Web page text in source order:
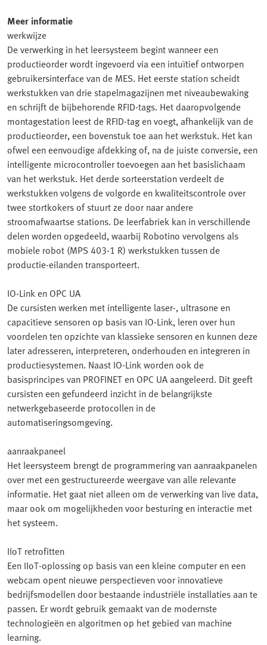
Meer informatie
werkwijze
De verwerking in het leersysteem begint wanneer een
productieorder wordt ingevoerd via een intuïtief ontworpen
gebruikersinterface van de MES. Het eerste station scheidt
werkstukken van drie stapelmagazijnen met niveaubewaking
en schrijft de bijbehorende RFID-tags. Het daaropvolgende
montagestation leest de RFID-tag en voegt, afhankelijk van de
productieorder, een bovenstuk toe aan het werkstuk. Het kan
ofwel een eenvoudige afdekking of, na de juiste conversie, een
intelligente microcontroller toevoegen aan het basislichaam
van het werkstuk. Het derde sorteerstation verdeelt de
werkstukken volgens de volgorde en kwaliteitscontrole over
twee stortkokers of stuurt ze door naar andere
stroomafwaartse stations. De leerfabriek kan in verschillende
delen worden opgedeeld, waarbij Robotino vervolgens als
mobiele robot (MPS 403-1 R) werkstukken tussen de
productie-eilanden transporteert.
IO-Link en OPC UA
De cursisten werken met intelligente laser-, ultrasone en
capacitieve sensoren op basis van IO-Link, leren over hun
voordelen ten opzichte van klassieke sensoren en kunnen deze
later adresseren, interpreteren, onderhouden en integreren in
productiesystemen. Naast IO-Link worden ook de
basisprincipes van PROFINET en OPC UA aangeleerd. Dit geeft
cursisten een gefundeerd inzicht in de belangrijkste
netwerkgebaseerde protocollen in de
automatiseringsomgeving.
aanraakpaneel
Het leersysteem brengt de programmering van aanraakpanelen
over met een gestructureerde weergave van alle relevante
informatie. Het gaat niet alleen om de verwerking van live data,
maar ook om mogelijkheden voor besturing en interactie met
het systeem.
IIoT retrofitten
Een IIoT-oplossing op basis van een kleine computer en een
webcam opent nieuwe perspectieven voor innovatieve
bedrijfsmodellen door bestaande industriële installaties aan te
passen. Er wordt gebruik gemaakt van de modernste
technologieën en algoritmen op het gebied van machine
learning.